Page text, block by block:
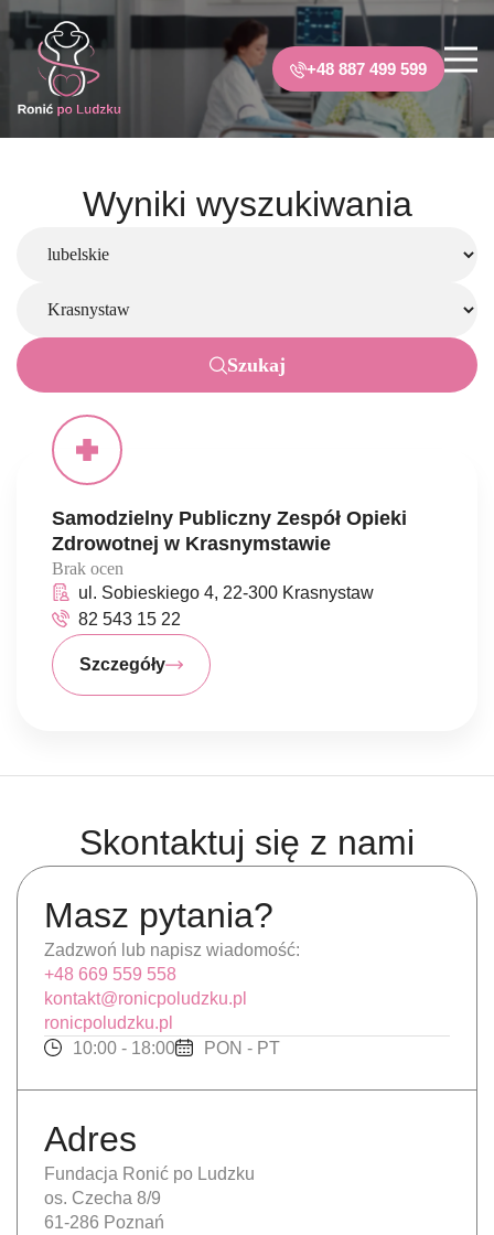
+48 887 499 599
Wyniki wyszukiwania
Szukaj
Samodzielny Publiczny Zespół Opieki
Zdrowotnej w Krasnymstawie
Brak ocen
ul. Sobieskiego 4, 22-300 Krasnystaw
82 543 15 22
Szczegóły
Skontaktuj się z nami
Masz pytania?
Zadzwoń lub napisz wiadomość:
+48 669 559 558
kontakt@ronicpoludzku.pl
ronicpoludzku.pl
10:00 - 18:00
PON - PT
Adres
Fundacja Ronić po Ludzku
os. Czecha 8/9
61-286 Poznań